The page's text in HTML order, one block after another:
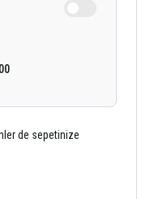
de sepetinize